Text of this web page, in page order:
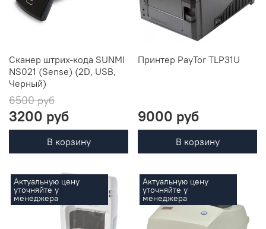
Сканер штрих-кода SUNMI
NS021 (Sense) (2D, USB,
Черный)
6500 руб
3200 руб
В корзину
Принтер PayTor TLP31U
9000 руб
В корзину
Актуальную цену
уточняйте у
менеджера
Актуальную цену
уточняйте у
менеджера